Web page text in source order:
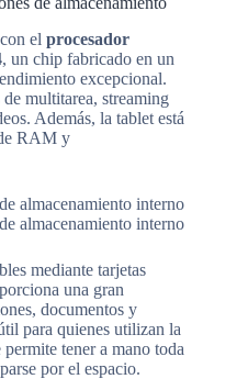
el procesador
, un chip fabricado en un
excepcional.
de multitarea, streaming
Además, la tablet está
RAM y
almacenamiento interno
almacenamiento interno
mediante tarjetas
una gran
documentos y
para quienes utilizan la
tener a mano toda
por el espacio.